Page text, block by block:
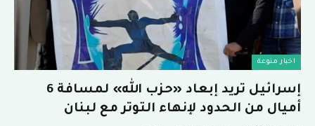
اخبار منوعة
إسرائيل تريد إبعاد «حزب الله» لمسافة 6
أميال من الحدود لإنهاء التوتر مع لبنان